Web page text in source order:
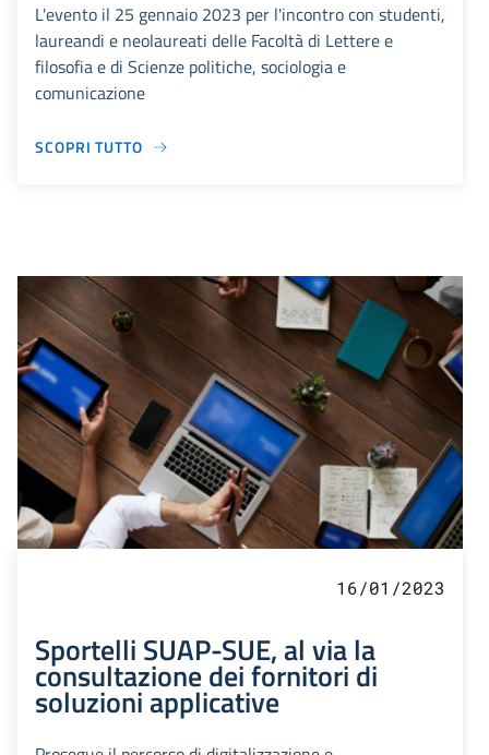
L'evento il 25 gennaio 2023 per l'incontro con studenti,
laureandi e neolaureati delle Facoltà di Lettere e
filosofia e di Scienze politiche, sociologia e
comunicazione
SCOPRI TUTTO
16/01/2023
Sportelli SUAP-SUE, al via la
consultazione dei fornitori di
soluzioni applicative